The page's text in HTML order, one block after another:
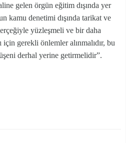
gelen örgün eğitim dışında yer
kamu denetimi dışında tarikat ve
yüzleşmeli ve bir daha
için gerekli önlemler alınmalıdır, bu
derhal yerine getirmelidir”.